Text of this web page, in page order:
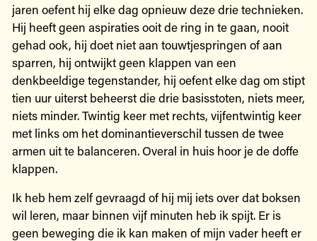
jaren oefent hij elke dag opnieuw deze drie technieken.
Hij heeft geen aspiraties ooit de ring in te gaan, nooit
gehad ook, hij doet niet aan touwtjespringen of aan
sparren, hij ontwijkt geen klappen van een
denkbeeldige tegenstander, hij oefent elke dag om stipt
tien uur uiterst beheerst die drie basisstoten, niets meer,
niets minder. Twintig keer met rechts, vijfentwintig keer
met links om het dominantieverschil tussen de twee
armen uit te balanceren. Overal in huis hoor je de doffe
klappen.
Ik heb hem zelf gevraagd of hij mij iets over dat boksen
wil leren, maar binnen vijf minuten heb ik spijt. Er is
geen beweging die ik kan maken of mijn vader heeft er